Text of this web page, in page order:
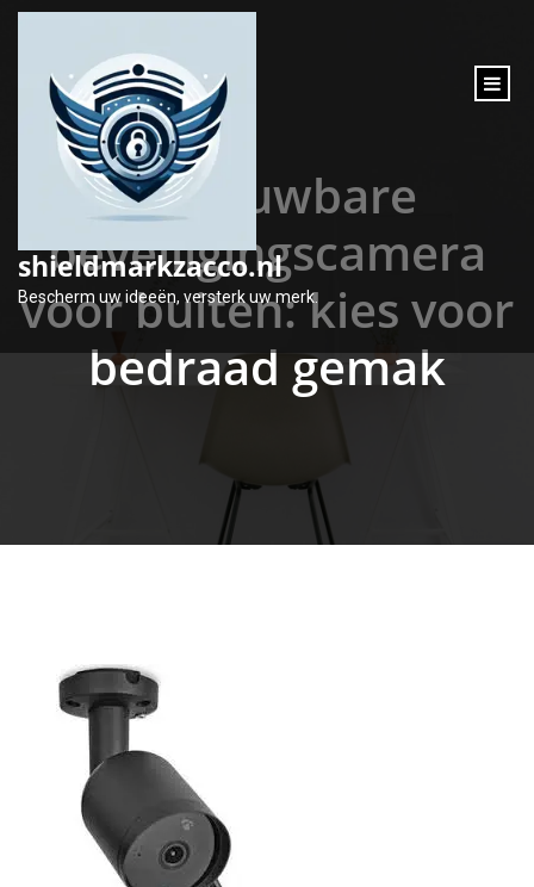
inhoud
shieldmarkzacco.nl
Bescherm uw ideeën, versterk uw merk.
Betrouwbare
beveiligingscamera
voor buiten: kies voor
bedraad gemak